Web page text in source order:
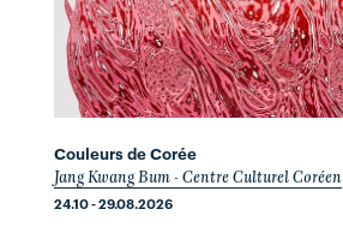
Couleurs de Corée
Jang Kwang Bum - Centre Culturel Coréen
24.10 - 29.08.2026